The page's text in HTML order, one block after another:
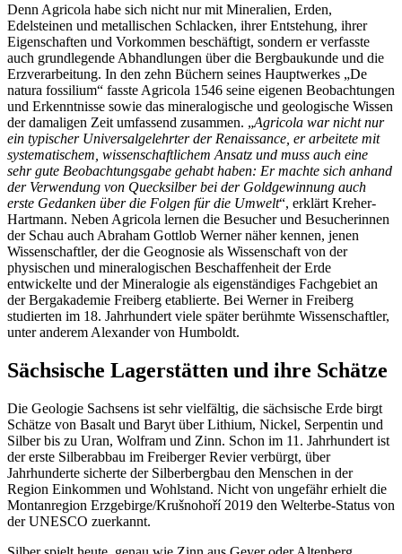
Denn Agricola habe sich nicht nur mit Mineralien, Erden,
Edelsteinen und metallischen Schlacken, ihrer Entstehung, ihrer
Eigenschaften und Vorkommen beschäftigt, sondern er verfasste
auch grundlegende Abhandlungen über die Bergbaukunde und die
Erzverarbeitung. In den zehn Büchern seines Hauptwerkes „De
natura fossilium“ fasste Agricola 1546 seine eigenen Beobachtungen
und Erkenntnisse sowie das mineralogische und geologische Wissen
der damaligen Zeit umfassend zusammen. „Agricola war nicht nur
ein typischer Universalgelehrter der Renaissance, er arbeitete mit
systematischem, wissenschaftlichem Ansatz und muss auch eine
sehr gute Beobachtungsgabe gehabt haben: Er machte sich anhand
der Verwendung von Quecksilber bei der Goldgewinnung auch
erste Gedanken über die Folgen für die Umwelt“, erklärt Kreher-
Hartmann. Neben Agricola lernen die Besucher und Besucherinnen
der Schau auch Abraham Gottlob Werner näher kennen, jenen
Wissenschaftler, der die Geognosie als Wissenschaft von der
physischen und mineralogischen Beschaffenheit der Erde
entwickelte und der Mineralogie als eigenständiges Fachgebiet an
der Bergakademie Freiberg etablierte. Bei Werner in Freiberg
studierten im 18. Jahrhundert viele später berühmte Wissenschaftler,
unter anderem Alexander von Humboldt.
Sächsische Lagerstätten und ihre Schätze
Die Geologie Sachsens ist sehr vielfältig, die sächsische Erde birgt
Schätze von Basalt und Baryt über Lithium, Nickel, Serpentin und
Silber bis zu Uran, Wolfram und Zinn. Schon im 11. Jahrhundert ist
der erste Silberabbau im Freiberger Revier verbürgt, über
Jahrhunderte sicherte der Silberbergbau den Menschen in der
Region Einkommen und Wohlstand. Nicht von ungefähr erhielt die
Montanregion Erzgebirge/Krušnohoří 2019 den Welterbe-Status von
der UNESCO zuerkannt.